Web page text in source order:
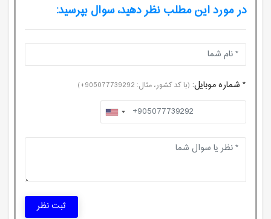
در مورد این مطلب نظر دهید، سوال بپرسید:
* شماره موبایل: (با کد کشور، مثال: 905077739292+)
ثبت نظر